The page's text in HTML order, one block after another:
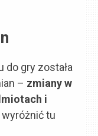
gry została
– zmiany w
i
wyróżnić tu